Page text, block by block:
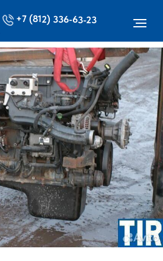
+7 (812) 336-63-23